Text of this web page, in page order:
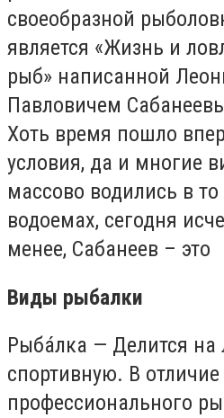
своеобразной
является «Жизнь и
рыб» написанной
Павловичем
Хоть время пошло
условия, да и многие
массово водились в
водоемах, сегодня
менее, Сабанеев – это
Виды рыбалки
Рыба́лка — Делится на
спортивную. В отличие
профессионального